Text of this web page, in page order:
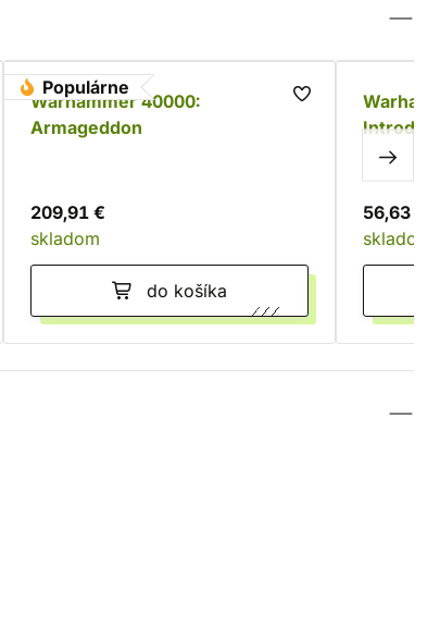
Populárne
Warhammer 40000:
Armageddon
209,91 €
skladom
do košíka
56,63 €
skladom